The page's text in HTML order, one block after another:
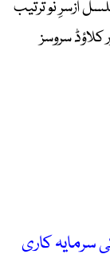
ازسرِ نو ترتیب
سروسز
سرمایہ کاری